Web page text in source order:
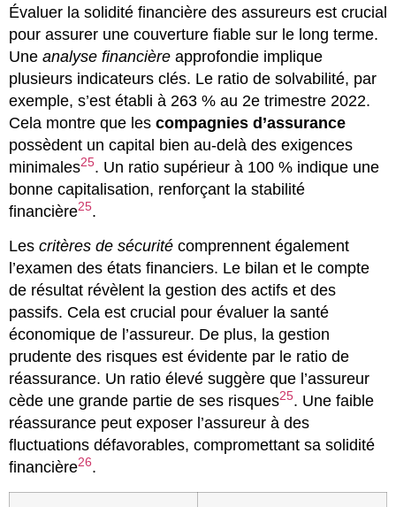
Évaluer la solidité financière des assureurs est crucial
pour assurer une couverture fiable sur le long terme.
Une analyse financière approfondie implique
plusieurs indicateurs clés. Le ratio de solvabilité, par
exemple, s’est établi à 263 % au 2e trimestre 2022.
Cela montre que les compagnies d’assurance
possèdent un capital bien au-delà des exigences
minimales25. Un ratio supérieur à 100 % indique une
bonne capitalisation, renforçant la stabilité
financière25.
Les critères de sécurité comprennent également
l’examen des états financiers. Le bilan et le compte
de résultat révèlent la gestion des actifs et des
passifs. Cela est crucial pour évaluer la santé
économique de l’assureur. De plus, la gestion
prudente des risques est évidente par le ratio de
réassurance. Un ratio élevé suggère que l’assureur
cède une grande partie de ses risques25. Une faible
réassurance peut exposer l’assureur à des
fluctuations défavorables, compromettant sa solidité
financière26.